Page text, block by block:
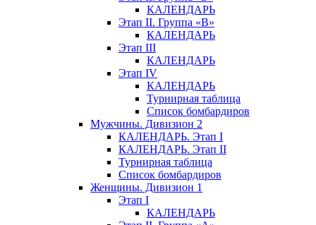
КАЛЕНДАРЬ
Этап II. Группа «В»
КАЛЕНДАРЬ
Этап III
КАЛЕНДАРЬ
Этап IV
КАЛЕНДАРЬ
Турнирная таблица
Список бомбардиров
Мужчины. Дивизион 2
КАЛЕНДАРЬ. Этап I
КАЛЕНДАРЬ. Этап II
Турнирная таблица
Список бомбардиров
Женщины. Дивизион 1
Этап I
КАЛЕНДАРЬ